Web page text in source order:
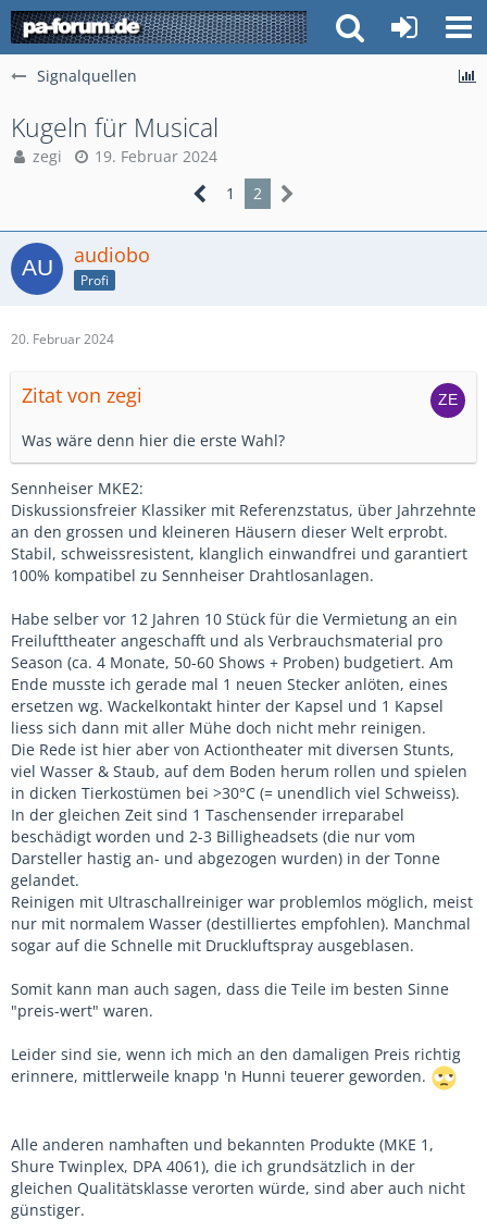
Signalquellen
Kugeln für Musical
zegi
19. Februar 2024
1
2
audiobo
Profi
20. Februar 2024
Zitat von zegi
Was wäre denn hier die erste Wahl?
Sennheiser MKE2:
Diskussionsfreier Klassiker mit Referenzstatus, über Jahrzehnte
an den grossen und kleineren Häusern dieser Welt erprobt.
Stabil, schweissresistent, klanglich einwandfrei und garantiert
100% kompatibel zu Sennheiser Drahtlosanlagen.
Habe selber vor 12 Jahren 10 Stück für die Vermietung an ein
Freilufttheater angeschafft und als Verbrauchsmaterial pro
Season (ca. 4 Monate, 50-60 Shows + Proben) budgetiert. Am
Ende musste ich gerade mal 1 neuen Stecker anlöten, eines
ersetzen wg. Wackelkontakt hinter der Kapsel und 1 Kapsel
liess sich dann mit aller Mühe doch nicht mehr reinigen.
Die Rede ist hier aber von Actiontheater mit diversen Stunts,
viel Wasser & Staub, auf dem Boden herum rollen und spielen
in dicken Tierkostümen bei >30°C (= unendlich viel Schweiss).
In der gleichen Zeit sind 1 Taschensender irreparabel
beschädigt worden und 2-3 Billigheadsets (die nur vom
Darsteller hastig an- und abgezogen wurden) in der Tonne
gelandet.
Reinigen mit Ultraschallreiniger war problemlos möglich, meist
nur mit normalem Wasser (destilliertes empfohlen). Manchmal
sogar auf die Schnelle mit Druckluftspray ausgeblasen.
Somit kann man auch sagen, dass die Teile im besten Sinne
"preis-wert" waren.
Leider sind sie, wenn ich mich an den damaligen Preis richtig
erinnere, mittlerweile knapp 'n Hunni teuerer geworden.
Alle anderen namhaften und bekannten Produkte (MKE 1,
Shure Twinplex, DPA 4061), die ich grundsätzlich in der
gleichen Qualitätsklasse verorten würde, sind aber auch nicht
günstiger.